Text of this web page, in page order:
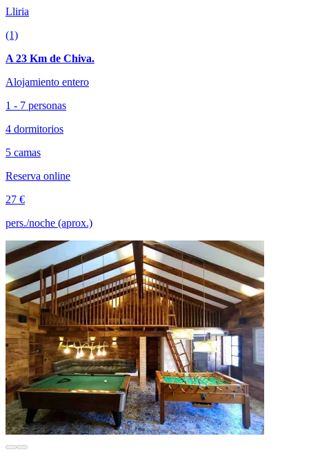
Lliria
(1)
A 23 Km de Chiva.
Alojamiento entero
1 - 7 personas
4 dormitorios
5 camas
Reserva online
27 €
pers./noche (aprox.)